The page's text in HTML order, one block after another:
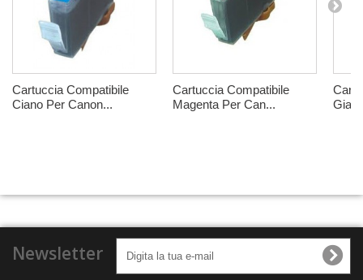
Cartuccia Compatibile
Ciano Per Canon...
Cartuccia Compatibile
Magenta Per Can...
Newsletter